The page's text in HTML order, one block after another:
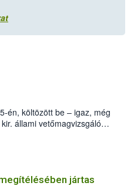
én, költözött be – igaz, még
állami vetőmagvizsgáló
alatti, Czigler Győző által
jártas